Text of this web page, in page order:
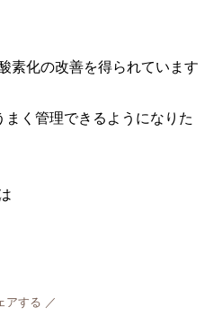
素化の改善を得られています
く管理できるようになりた
アする